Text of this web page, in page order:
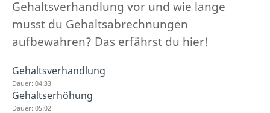
Gehaltsverhandlung vor und wie lange
musst du Gehaltsabrechnungen
aufbewahren? Das erfährst du hier!
Gehaltsverhandlung
Dauer: 04:33
Gehaltserhöhung
Dauer: 05:02